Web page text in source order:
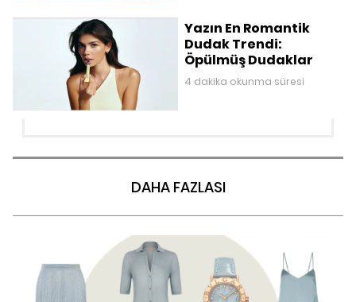
Yazın En Romantik
Dudak Trendi:
Öpülmüş Dudaklar
4 dakika okunma süresi
DAHA FAZLASI